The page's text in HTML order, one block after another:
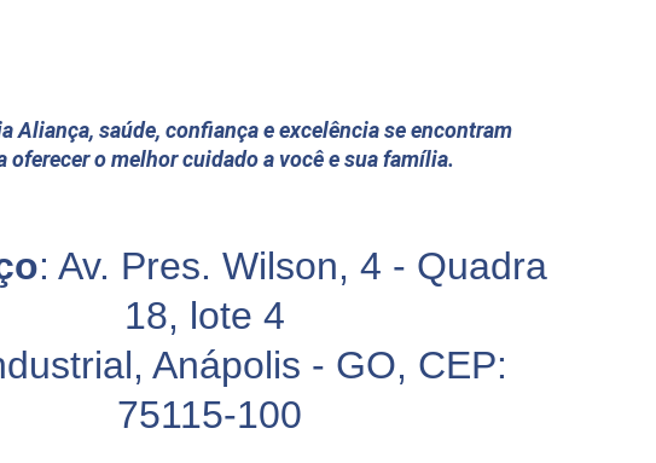
Aliança, saúde, confiança e excelência se encontram
oferecer o melhor cuidado a você e sua família.
: Av. Pres. Wilson, 4 - Quadra
18, lote 4
Anápolis - GO, CEP:
75115-100